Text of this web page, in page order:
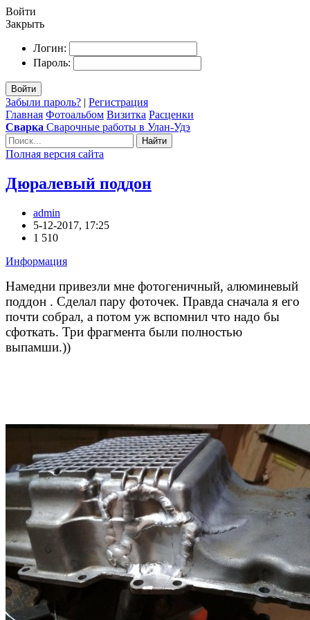
Войти
Закрыть
Логин:
Пароль:
Войти
Забыли пароль? | Регистрация
Главная Фотоальбом Визитка Расценки
Сварка Сварочные работы в Улан-Удэ
Найти
Полная версия сайта
Дюралевый поддон
admin
5-12-2017, 17:25
1 510
Информация
Намедни привезли мне фотогеничный, алюминевый
поддон . Сделал пару фоточек. Правда сначала я его
почти собрал, а потом уж вспомнил что надо бы
сфоткать. Три фрагмента были полностью
выпамши.))